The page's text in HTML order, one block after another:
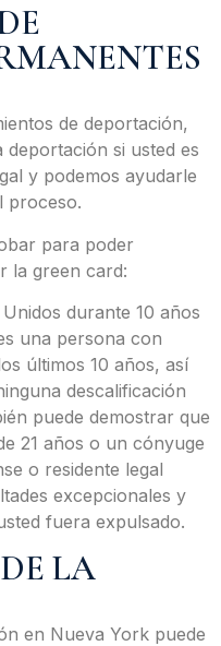
de deportación,
si usted es
y podemos ayudarle
proceso.
para poder
la green card:
durante 10 años
una persona con
últimos 10 años, así
descalificación
puede demostrar que
21 años o un cónyuge
o residente legal
excepcionales y
fuera expulsado.
LA
en Nueva York puede